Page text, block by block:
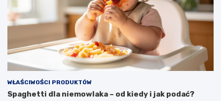
WŁAŚCIWOŚCI PRODUKTÓW
Spaghetti dla niemowlaka – od kiedy i jak podać?